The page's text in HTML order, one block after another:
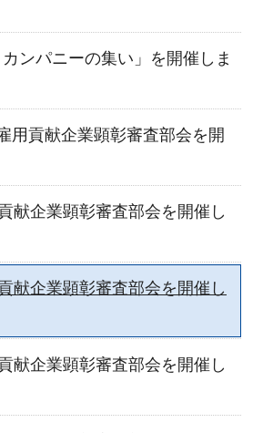
ンパニーの集い」を開催しま
貢献企業顕彰審査部会を開
献企業顕彰審査部会を開催し
献企業顕彰審査部会を開催し
献企業顕彰審査部会を開催し